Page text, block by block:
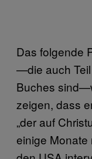
Das folgende
—die auch
Buches
zeigen, dass
„der auf
einige